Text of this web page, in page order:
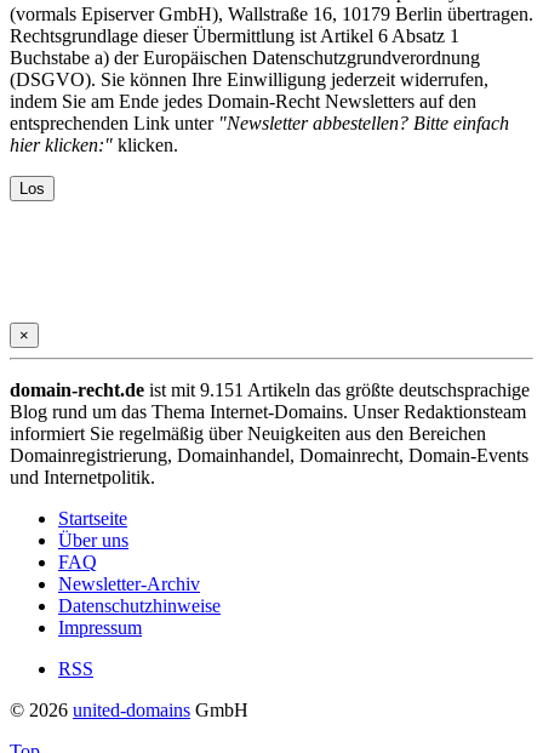
(vormals Episerver GmbH), Wallstraße 16, 10179 Berlin übertragen.
Rechtsgrundlage dieser Übermittlung ist Artikel 6 Absatz 1
Buchstabe a) der Europäischen Datenschutzgrundverordnung
(DSGVO). Sie können Ihre Einwilligung jederzeit widerrufen,
indem Sie am Ende jedes Domain-Recht Newsletters auf den
entsprechenden Link unter "Newsletter abbestellen? Bitte einfach
hier klicken:" klicken.
×
domain-recht.de ist mit 9.151 Artikeln das größte deutschsprachige
Blog rund um das Thema Internet-Domains. Unser Redaktionsteam
informiert Sie regelmäßig über Neuigkeiten aus den Bereichen
Domainregistrierung, Domainhandel, Domainrecht, Domain-Events
und Internetpolitik.
Startseite
Über uns
FAQ
Newsletter-Archiv
Datenschutzhinweise
Impressum
RSS
© 2026 united-domains GmbH